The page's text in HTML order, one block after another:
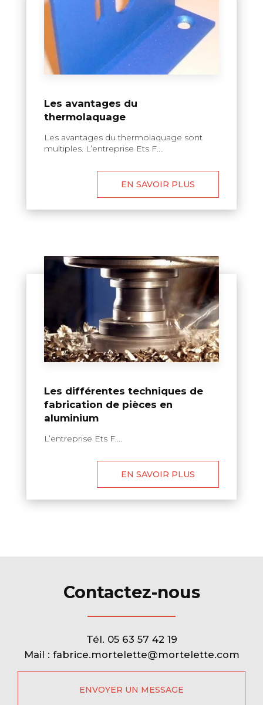
Les avantages du
thermolaquage
Les avantages du thermolaquage sont
multiples. L’entreprise Ets F....
EN SAVOIR PLUS
Les différentes techniques de
fabrication de pièces en
aluminium
L’entreprise Ets F....
EN SAVOIR PLUS
Contactez-nous
Tél. 05 63 57 42 19
Mail : fabrice.mortelette@mortelette.com
ENVOYER UN MESSAGE